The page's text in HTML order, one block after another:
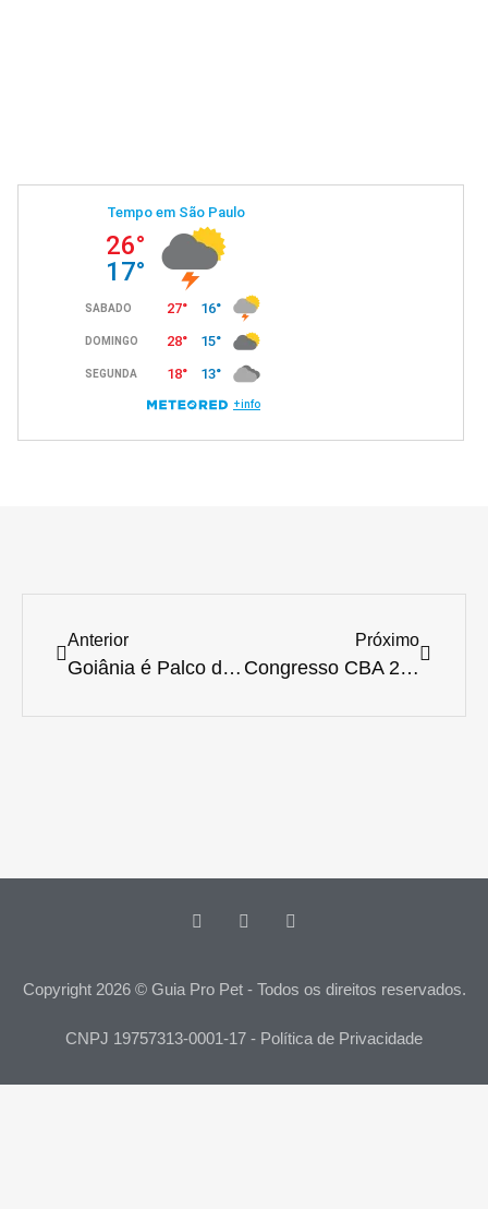
Anterior
Goiânia é Palco da 45ª Edição do CBA: Um Encontro Estratégico para Inovação e Parcerias
Próximo
Congresso CBA 2026: Goiânia Reúne Elite da Medicina Veterinária para Quatro Dias de Inovação e Negócios
Copyright 2026 © Guia Pro Pet - Todos os direitos reservados.
CNPJ 19757313-0001-17 - Política de Privacidade